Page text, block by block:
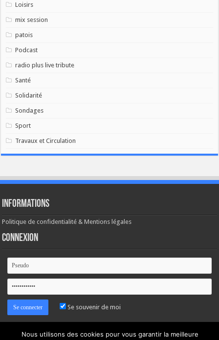
Loisirs
mix session
patois
Podcast
radio plus live tribute
Santé
Solidarité
Sondages
Sport
Travaux et Circulation
Informations
Politique de confidentialité & Mentions légales
Connexion
Se souvenir de moi
Nous utilisons des cookies pour vous garantir la meilleure